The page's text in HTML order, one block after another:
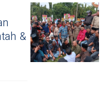
&